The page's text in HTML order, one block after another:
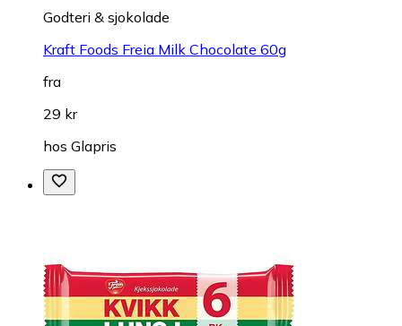
Godteri & sjokolade
Kraft Foods Freia Milk Chocolate 60g
fra
29 kr
hos Glapris